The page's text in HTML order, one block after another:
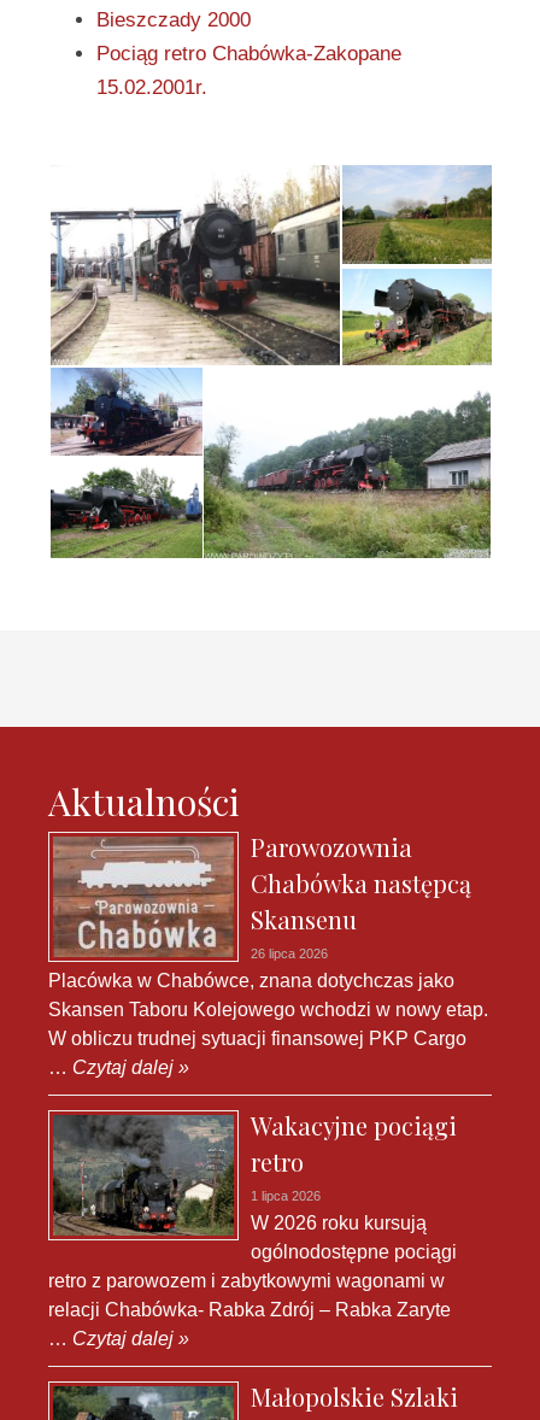
Bieszczady 2000
Pociąg retro Chabówka-Zakopane
15.02.2001r.
Aktualności
Parowozownia
Chabówka następcą
Skansenu
26 lipca 2026
Placówka w Chabówce, znana dotychczas jako
Skansen Taboru Kolejowego wchodzi w nowy etap.
W obliczu trudnej sytuacji finansowej PKP Cargo
… Czytaj dalej »
Wakacyjne pociągi
retro
1 lipca 2026
W 2026 roku kursują
ogólnodostępne pociągi
retro z parowozem i zabytkowymi wagonami w
relacji Chabówka- Rabka Zdrój – Rabka Zaryte
… Czytaj dalej »
Małopolskie Szlaki